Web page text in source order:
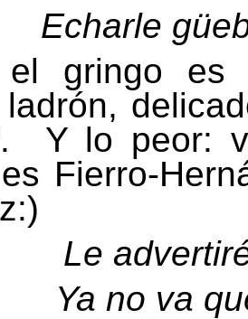
Echarle
gringo es
Y lo peor:
Fierro-
Le
Ya no va